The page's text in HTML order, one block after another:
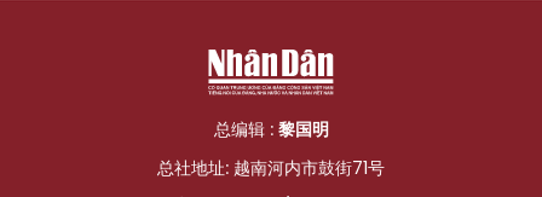
总编辑 : 黎国明
总社地址: 越南河内市鼓街71号